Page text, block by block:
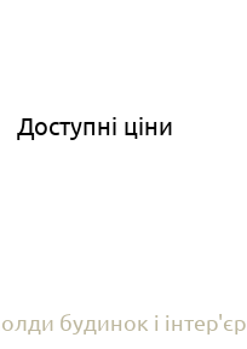
Доступні ціни
будинок і інтер'єр